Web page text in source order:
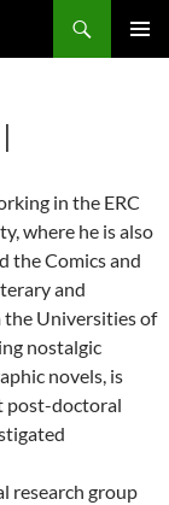
in the ERC
where he is also
the Comics and
and
Universities of
nostalgic
novels, is
post-doctoral
research group